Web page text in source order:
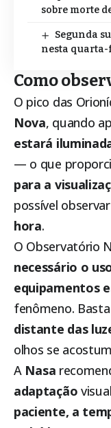
sobre morte
Segunda
nesta quarta-
Como
O pico das
Nova, quando
estará
— o que
para a
possível observar
hora.
O Observatório
necessário o
equipamentos
fenômeno.
distante das
olhos se
A Nasa
adaptação
paciente, a